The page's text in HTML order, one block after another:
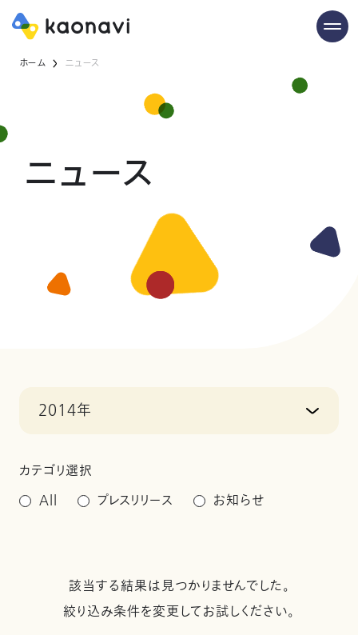
ホーム ニュース
ニュース
2014年
カテゴリ選択
All
プレスリリース お知らせ
該当する結果は見つかりませんでした。
絞り込み条件を変更してお試しください。